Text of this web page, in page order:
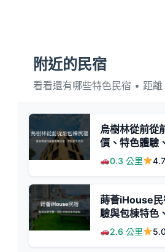
附近的民宿
看看還有哪些特色民宿 • 距
烏樹林從前從
價、特色體驗
房連結 - 文青
0.3 公里 4.7
蒔薈iHouse
驗與包棟特色
價資訊、訂房
溫馨包棟
2.6 公里